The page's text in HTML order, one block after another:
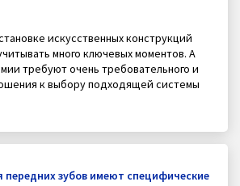
искусственных конструкций
много ключевых моментов. А
требуют очень требовательного и
к выбору подходящей системы
зубов имеют специфические